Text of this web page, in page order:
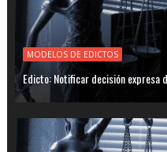
MODELOS DE EDICTOS
Edicto: Notificar decisión expresa